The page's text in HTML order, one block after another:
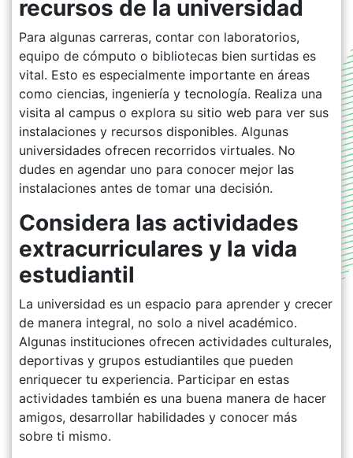
recursos de la universidad
Para algunas carreras, contar con laboratorios,
equipo de cómputo o bibliotecas bien surtidas es
vital. Esto es especialmente importante en áreas
como ciencias, ingeniería y tecnología. Realiza una
visita al campus o explora su sitio web para ver sus
instalaciones y recursos disponibles. Algunas
universidades ofrecen recorridos virtuales. No
dudes en agendar uno para conocer mejor las
instalaciones antes de tomar una decisión.
Considera las actividades
extracurriculares y la vida
estudiantil
La universidad es un espacio para aprender y crecer
de manera integral, no solo a nivel académico.
Algunas instituciones ofrecen actividades culturales,
deportivas y grupos estudiantiles que pueden
enriquecer tu experiencia. Participar en estas
actividades también es una buena manera de hacer
amigos, desarrollar habilidades y conocer más
sobre ti mismo.